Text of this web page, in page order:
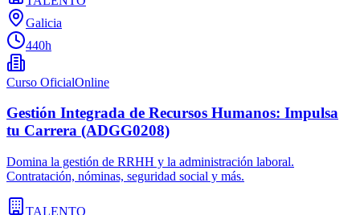
Galicia
440h
Curso OficialOnline
Gestión Integrada de Recursos Humanos: Impulsa
tu Carrera (ADGG0208)
Domina la gestión de RRHH y la administración laboral.
Contratación, nóminas, seguridad social y más.
TALENTO